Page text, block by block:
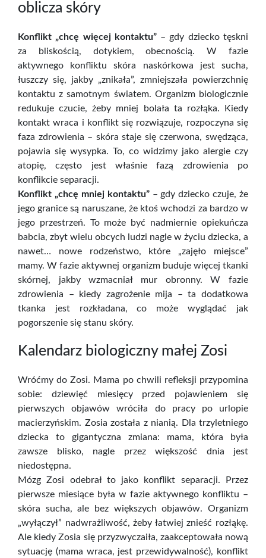
oblicza skóry
Konflikt „chcę więcej kontaktu”– gdy dziecko tęskni
za bliskością, dotykiem, obecnością. W fazie
aktywnego konfliktu skóra naskórkowa jest sucha,
łuszczy się, jakby „znikała”, zmniejszała powierzchnię
kontaktu z samotnym światem. Organizm biologicznie
redukuje czucie, żeby mniej bolała ta rozłąka. Kiedy
kontakt wraca i konflikt się rozwiązuje, rozpoczyna się
faza zdrowienia – skóra staje się czerwona, swędząca,
pojawia się wysypka. To, co widzimy jako alergie czy
atopię, często jest właśnie fazą zdrowienia po
konflikcie separacji.
Konflikt „chcę mniej kontaktu”– gdy dziecko czuje, że
jego granice są naruszane, że ktoś wchodzi za bardzo w
jego przestrzeń. To może być nadmiernie opiekuńcza
babcia, zbyt wielu obcych ludzi nagle w życiu dziecka, a
nawet… nowe rodzeństwo, które „zajęło miejsce”
mamy. W fazie aktywnej organizm buduje więcej tkanki
skórnej, jakby wzmacniał mur obronny. W fazie
zdrowienia – kiedy zagrożenie mija – ta dodatkowa
tkanka jest rozkładana, co może wyglądać jak
pogorszenie się stanu skóry.
Kalendarz biologiczny małej Zosi
Wróćmy do Zosi. Mama po chwili refleksji przypomina
sobie: dziewięć miesięcy przed pojawieniem się
pierwszych objawów wróciła do pracy po urlopie
macierzyńskim. Zosia została z nianią. Dla trzyletniego
dziecka to gigantyczna zmiana: mama, która była
zawsze blisko, nagle przez większość dnia jest
niedostępna.
Mózg Zosi odebrał to jako konflikt separacji. Przez
pierwsze miesiące była w fazie aktywnego konfliktu –
skóra sucha, ale bez większych objawów. Organizm
„wyłączył” nadwrażliwość, żeby łatwiej znieść rozłąkę.
Ale kiedy Zosia się przyzwyczaiła, zaakceptowała nową
sytuację (mama wraca, jest przewidywalność), konflikt